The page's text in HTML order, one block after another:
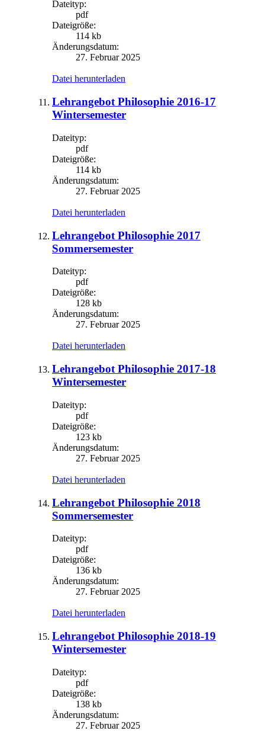
Dateityp:
pdf
Dateigröße:
114 kb
Änderungsdatum:
27. Februar 2025
Datei herunterladen
Lehrangebot Philosophie 2016-17
Wintersemester
Dateityp:
pdf
Dateigröße:
114 kb
Änderungsdatum:
27. Februar 2025
Datei herunterladen
Lehrangebot Philosophie 2017
Sommersemester
Dateityp:
pdf
Dateigröße:
128 kb
Änderungsdatum:
27. Februar 2025
Datei herunterladen
Lehrangebot Philosophie 2017-18
Wintersemester
Dateityp:
pdf
Dateigröße:
123 kb
Änderungsdatum:
27. Februar 2025
Datei herunterladen
Lehrangebot Philosophie 2018
Sommersemester
Dateityp:
pdf
Dateigröße:
136 kb
Änderungsdatum:
27. Februar 2025
Datei herunterladen
Lehrangebot Philosophie 2018-19
Wintersemester
Dateityp:
pdf
Dateigröße:
138 kb
Änderungsdatum:
27. Februar 2025